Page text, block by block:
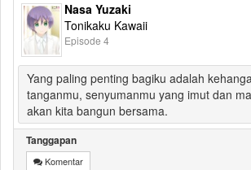
Nasa Yuzaki
Tonikaku Kawaii
Episode 4
Yang paling penting bagiku adalah
tanganmu, senyumanmu yang imut dan
akan kita bangun bersama.
Tanggapan
Komentar